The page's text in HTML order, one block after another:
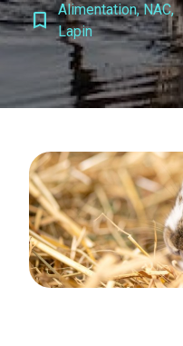
bookmark_border Alimentation, NAC,
Lapin